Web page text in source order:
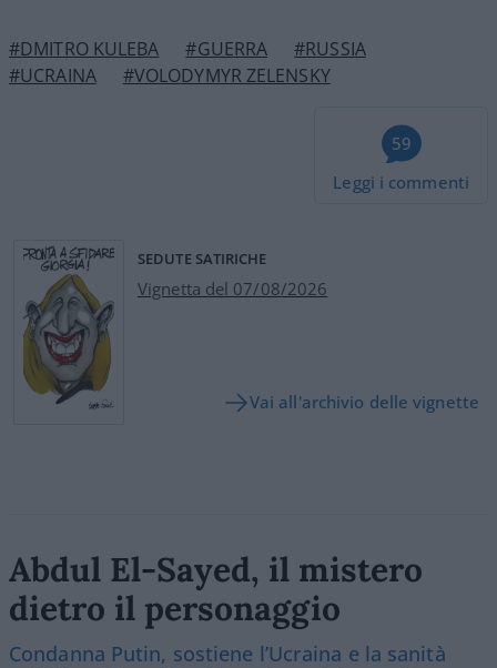
#DMITRO KULEBA #GUERRA
#RUSSIA
#UCRAINA
#VOLODYMYR ZELENSKY
59
Leggi i commenti
SEDUTE SATIRICHE
Vignetta del 07/08/2026
Vai all'archivio delle vignette
Abdul El-Sayed, il mistero
dietro il personaggio
Condanna Putin, sostiene l’Ucraina e la sanità